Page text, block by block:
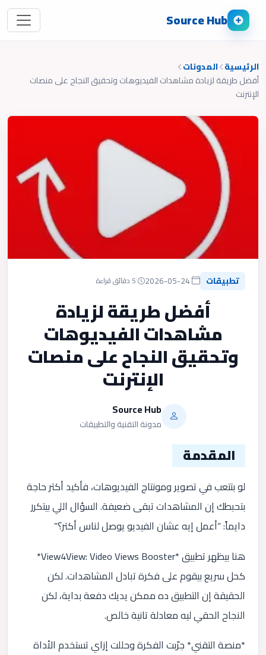
Source Hub
الرئيسية المدونات
أفضل طريقة لزيادة مشاهدات الفيديوهات وتحقيق النجاح على منصات
الإنترنت
تطبيقات
أفضل طريقة لزيادة
مشاهدات الفيديوهات
وتحقيق النجاح على منصات
الإنترنت
Source Hub
مدونة التقنية والتطبيقات
المقدمة
لو بتتعب في تصوير ومونتاج الفيديوهات، فأكيد أكتر حاجة
بتحبطك إن المشاهدات تبقى ضعيفة. السؤال اللي بيتكرر
دايماً: “أعمل إيه عشان الفيديو يوصل لناس أكتر؟”
هنا بيظهر تطبيق *View4View: Video Views Booster*
كحل سريع بيقوم على فكرة تبادل المشاهدات. لكن
الحقيقة إن التطبيق ده ممكن يديك دفعة بداية، لكن
النجاح الحقي ليه معادلة تانية خالص.
*منصة التقني* جرّبت الفكرة وحللت إزاي تستخدم الأداة